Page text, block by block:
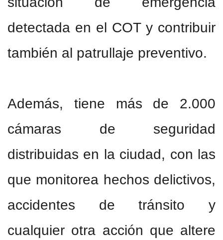
detectada en el COT y contribuir
también al patrullaje preventivo.
Además, tiene más de 2.000
cámaras de seguridad
distribuidas en la ciudad, con las
que monitorea hechos delictivos,
accidentes de tránsito y
cualquier otra acción que altere